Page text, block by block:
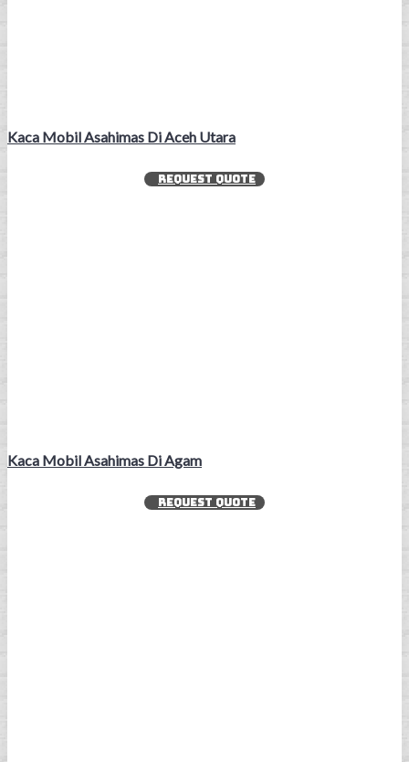
Kaca Mobil Asahimas Di Aceh Utara
REQUEST QUOTE
Kaca Mobil Asahimas Di Agam
REQUEST QUOTE